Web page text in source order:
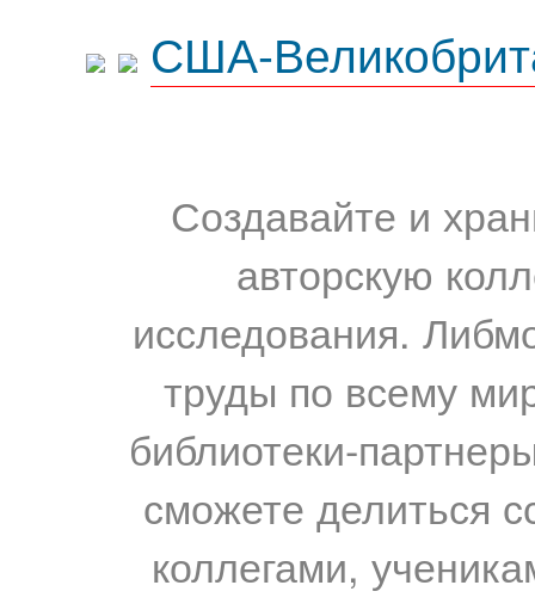
США-
Создавайте и
авторскую
исследования.
труды по всему
библиотеки-
сможете делиться
коллегами,